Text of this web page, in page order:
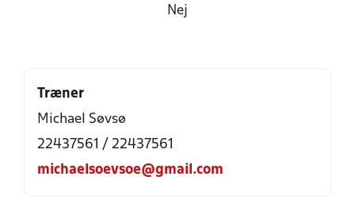
Nej
Træner
Michael Søvsø
22437561 / 22437561
michaelsoevsoe@gmail.com